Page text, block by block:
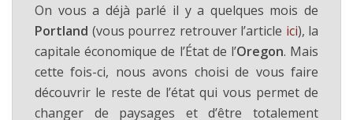
On vous a déjà parlé il y a quelques mois de
Portland (vous pourrez retrouver l’article ici), la
capitale économique de l’État de l’Oregon. Mais
cette fois-ci, nous avons choisi de vous faire
découvrir le reste de l’état qui vous permet de
changer de paysages et d’être totalement